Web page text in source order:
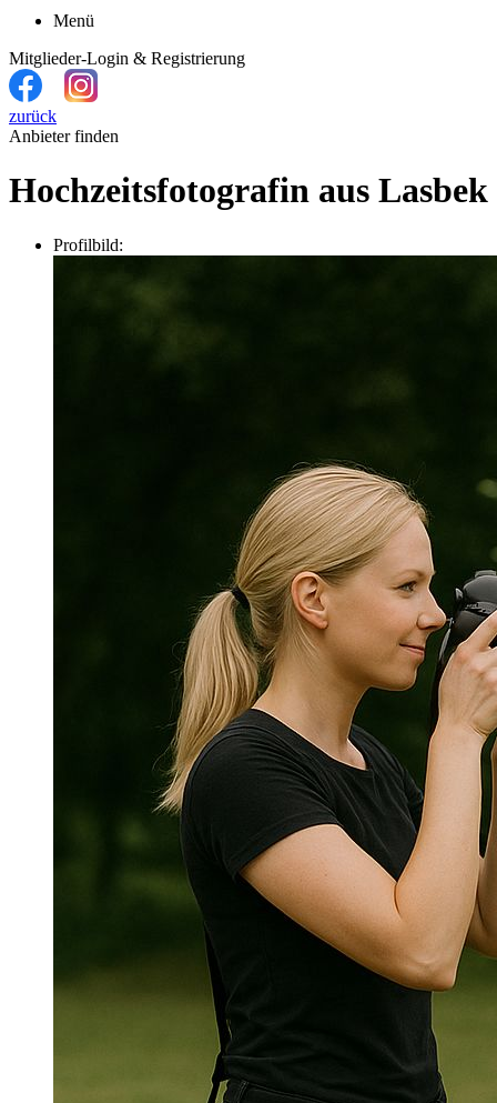
Menü
Mitglieder-Login & Registrierung
zurück
Anbieter finden
Hochzeitsfotografin aus Lasbek
Profilbild: